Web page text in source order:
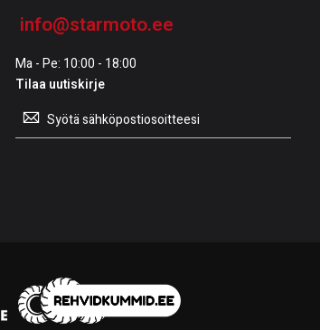
info@starmoto.ee
Ma - Pe: 10:00 - 18:00
Tilaa uutiskirje
Tilaa
uutiskirje: